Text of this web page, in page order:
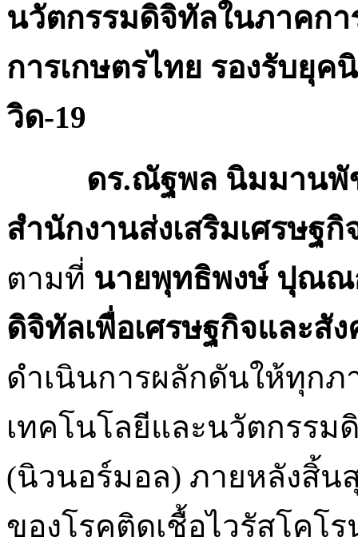
นวัตกรรมดิจิทัลในภาคกา
การเกษตรไทย รองรับยุ
วิด-19
ดร.ณัฐพล นิมมานพัช
สำนักงานส่งเสริมเศรษฐ
ตามที่ นายพุทธิพงษ์ ปุณณ
ดิจิทัลเพื่อเศรษฐกิจและสั
ดำเนินการผลักดันให้ทุกภ
เทคโนโลยีและนวัตกรรม
(นิวนอร์มอล) ภายหลังสิ้น
ของโรคติดเชื้อไวรัสโคโ